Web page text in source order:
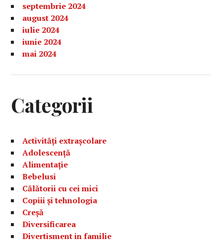
septembrie 2024
august 2024
iulie 2024
iunie 2024
mai 2024
Categorii
Activități extrașcolare
Adolescență
Alimentație
Bebelusi
Călătorii cu cei mici
Copiii și tehnologia
Creșă
Diversificarea
Divertisment in familie